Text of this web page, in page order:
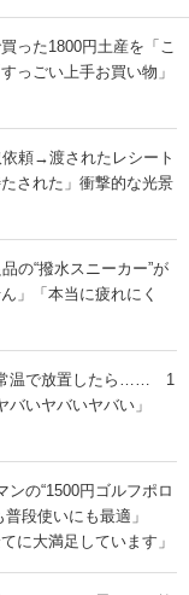
った1800円土産を「こ
っごい上手お買い物」
頼→渡されたレシート
された」衝撃的な光景
の“撥水スニーカー”が
」「本当に疲れにく
常温で放置したら…… 1
いヤバいヤバい」
の“1500円ゴルフポロ
段使いにも最適」
に大満足しています」